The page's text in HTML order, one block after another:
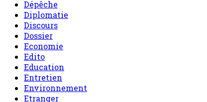
Dépêche
Diplomatie
Discours
Dossier
Economie
Edito
Education
Entretien
Environnement
Etranger